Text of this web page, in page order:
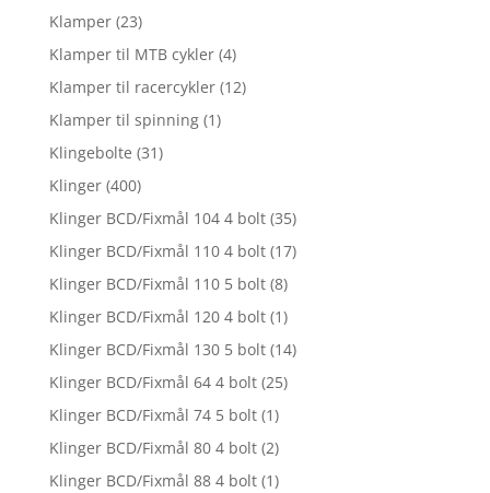
Klamper (23)
Klamper til MTB cykler (4)
Klamper til racercykler (12)
Klamper til spinning (1)
Klingebolte (31)
Klinger (400)
Klinger BCD/Fixmål 104 4 bolt (35)
Klinger BCD/Fixmål 110 4 bolt (17)
Klinger BCD/Fixmål 110 5 bolt (8)
Klinger BCD/Fixmål 120 4 bolt (1)
Klinger BCD/Fixmål 130 5 bolt (14)
Klinger BCD/Fixmål 64 4 bolt (25)
Klinger BCD/Fixmål 74 5 bolt (1)
Klinger BCD/Fixmål 80 4 bolt (2)
Klinger BCD/Fixmål 88 4 bolt (1)